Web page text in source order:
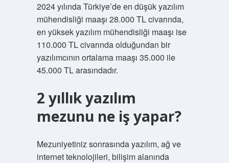
2024 yılında Türkiye’de en düşük yazılım
mühendisliği maaşı 28.000 TL civarında,
en yüksek yazılım mühendisliği maaşı ise
110.000 TL civarında olduğundan bir
yazılımcının ortalama maaşı 35.000 ile
45.000 TL arasındadır.
2 yıllık yazılım
mezunu ne iş yapar?
Mezuniyetiniz sonrasında yazılım, ağ ve
internet teknolojileri, bilişim alanında